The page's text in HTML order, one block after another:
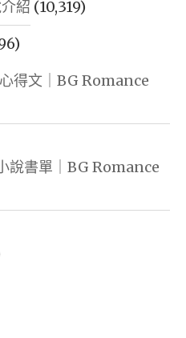
紹 (10,319)
得文｜BG Romance
說書單｜BG Romance